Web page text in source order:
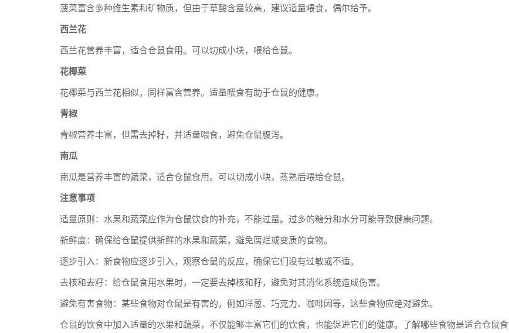
菠菜富含多种维生素和矿物质，但由于草酸含量较高，建议适量喂食，偶尔给予。
西兰花
西兰花营养丰富，适合仓鼠食用。可以切成小块，喂给仓鼠。
花椰菜
花椰菜与西兰花相似，同样富含营养。适量喂食有助于仓鼠的健康。
青椒
青椒营养丰富，但需去掉籽，并适量喂食，避免仓鼠腹泻。
南瓜
南瓜是营养丰富的蔬菜，适合仓鼠食用。可以切成小块，蒸熟后喂给仓鼠。
注意事项
适量原则：水果和蔬菜应作为仓鼠饮食的补充，不能过量。过多的糖分和水分可能导致健康问题。
新鲜度：确保给仓鼠提供新鲜的水果和蔬菜，避免腐烂或变质的食物。
逐步引入：新食物应逐步引入，观察仓鼠的反应，确保它们没有过敏或不适。
去核和去籽：给仓鼠食用水果时，一定要去掉核和籽，避免对其消化系统造成伤害。
避免有害食物：某些食物对仓鼠是有害的，例如洋葱、巧克力、咖啡因等，这些食物应绝对避免。
仓鼠的饮食中加入适量的水果和蔬菜，不仅能够丰富它们的饮食，也能促进它们的健康。了解哪些食物是适合仓鼠食